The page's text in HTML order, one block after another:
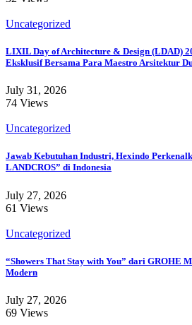
Uncategorized
LIXIL Day of Architecture & Design (LDAD)
Eksklusif Bersama Para Maestro Arsitektur
July 31, 2026
74 Views
Uncategorized
Jawab Kebutuhan Industri, Hexindo
LANDCROS” di Indonesia
July 27, 2026
61 Views
Uncategorized
“Showers That Stay with You” dari GROHE
Modern
July 27, 2026
69 Views